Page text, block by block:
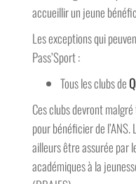
accueillir un jeune
Les exceptions qui
Pass’Sport :
Tous les clubs de
Ces clubs devront
pour bénéficier de
ailleurs être assurée par
académiques à la